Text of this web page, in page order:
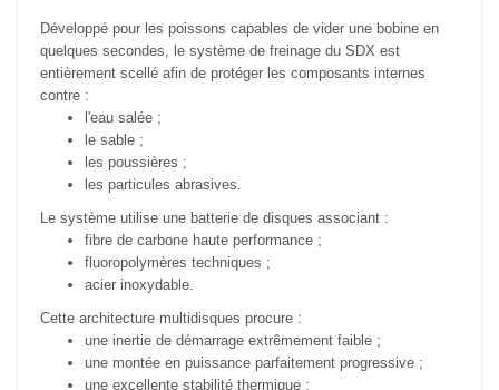
Développé pour les poissons capables de vider une bobine en
quelques secondes, le système de freinage du SDX est
entièrement scellé afin de protéger les composants internes
contre :
l'eau salée ;
le sable ;
les poussières ;
les particules abrasives.
Le système utilise une batterie de disques associant :
fibre de carbone haute performance ;
fluoropolymères techniques ;
acier inoxydable.
Cette architecture multidisques procure :
une inertie de démarrage extrêmement faible ;
une montée en puissance parfaitement progressive ;
une excellente stabilité thermique ;